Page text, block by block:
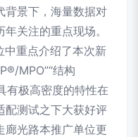
背景下，海量数据对
关注的重点现场。
重点介绍了本次新
MPO”“结构
有极高密度的特性在
配测试之下大获好评
廊光路本推广单位更